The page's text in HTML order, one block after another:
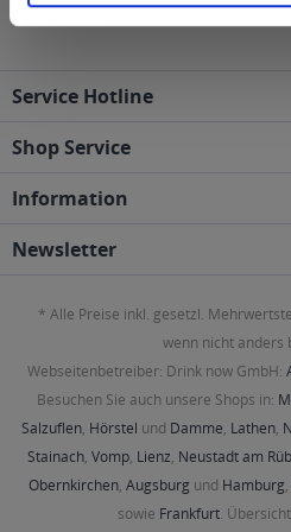
Service Hotline
Shop Service
Information
Newsletter
* Alle Preise inkl. gesetzl.
wenn nicht anders
Webseitenbetreiber: Drink now GmbH:
Besuchen Sie auch unsere Shops in:
Salzuflen, Hörstel und Damme, Lathen,
Stainach, Vomp, Lienz, Neustadt am
Obernkirchen, Augsburg und Hamburg,
sowie Frankfurt.